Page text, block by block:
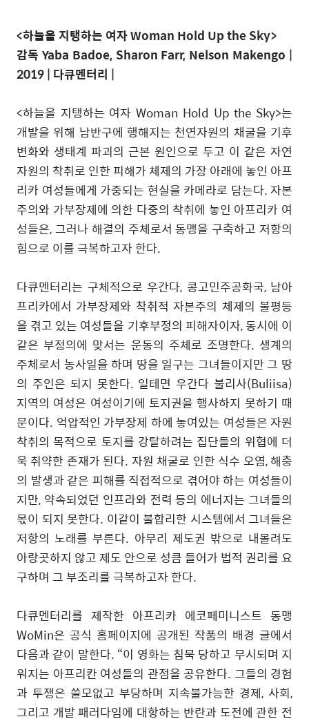
<하늘을 지탱하는 여자Woman Hold Up the Sky>
감독 Yaba Badoe, Sharon Farr, Nelson Makengo |
2019 | 다큐멘터리 |
<하늘을 지탱하는 여자Woman Hold Up the Sky>는
개발을 위해 남반구에 행해지는 천연자원의 채굴을 기후
변화와 생태계 파괴의 근본 원인으로 두고 이 같은 자연
자원의 착취로 인한 피해가 체제의 가장 아래에 놓인 아프
리카 여성들에게 가중되는 현실을 카메라로 담는다. 자본
주의와 가부장제에 의한 다중의 착취에 놓인 아프리카 여
성들은, 그러나 해결의 주체로서 동맹을 구축하고 저항의
힘으로 이를 극복하고자 한다.
다큐멘터리는 구체적으로 우간다, 콩고민주공화국, 남아
프리카에서 가부장제와 착취적 자본주의 체제의 불평등
을 겪고 있는 여성들을 기후부정의 피해자이자,동시에 이
같은 부정의에 맞서는 운동의 주체로 조명한다. 생계의
주체로서 농사일을 하며 땅을 일구는 그녀들이지만 그 땅
의 주인은 되지 못한다. 일테면 우간다 불리사(Buliisa)
지역의 여성은 여성이기에 토지권을 행사하지 못하기 때
문이다. 억압적인 가부장제 하에 놓여있는 여성들은 자원
착취의 목적으로 토지를 강탈하려는 집단들의 위협에 더
욱 취약한 존재가 된다. 자원 채굴로 인한 식수 오염,해충
의 발생과 같은 피해를 직접적으로 겪어야 하는 여성들이
지만, 약속되었던 인프라와 전력 등의 에너지는 그녀들의
몫이 되지 못한다. 이같이 불합리한 시스템에서 그녀들은
저항의 노래를 부른다. 아무리 제도권 밖으로 내몰려도
아랑곳하지 않고 제도 안으로 성큼 들어가 법적 권리를 요
구하며 그 부조리를 극복하고자 한다.
다큐멘터리를 제작한 아프리카 에코페미니스트 동맹
WoMin은 공식 홈페이지에 공개된 작품의 배경 글에서
다음과 같이 말한다. “이 영화는 침묵 당하고 무시되며 지
워지는 아프리칸 여성들의 관점을 공유한다. 그들의 경험
과 투쟁은 쓸모없고 부당하며 지속불가능한 경제, 사회,
그리고 개발 패러다임에 대항하는 반란과 도전에 관한 전